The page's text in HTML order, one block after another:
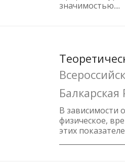
значимостью....
Балкарская
В зависимости
физическое,
этих